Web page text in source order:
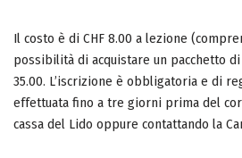
Il costo è di CHF 8.00 a lezione
possibilità di acquistare un pacchetto
35.00. L’iscrizione è obbligatoria e di
effettuata fino a tre giorni prima del
cassa del Lido oppure contattando la